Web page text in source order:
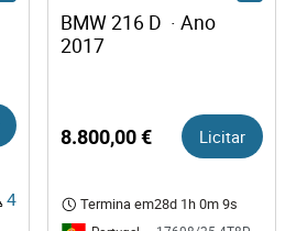
4
BMW 216 D  · Ano
2017
8.800,00 € Licitar
Termina em28d 1h 0m 9s